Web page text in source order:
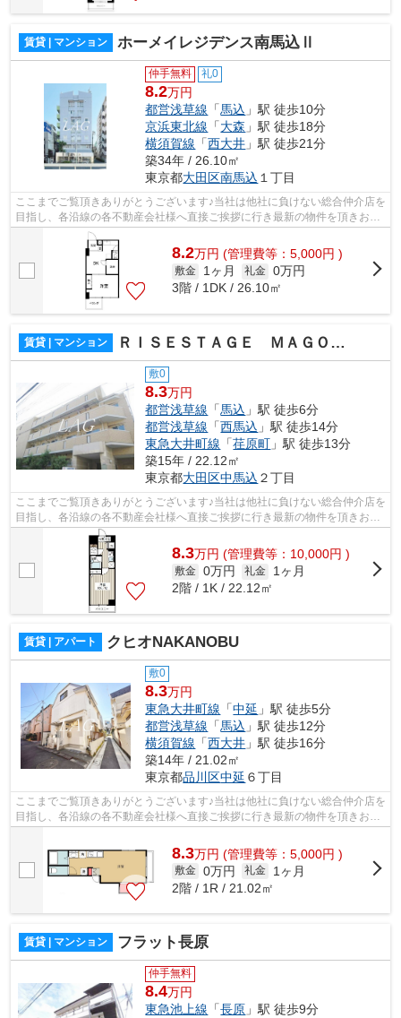
賃貸 | マンション ホーメイレジデンス南馬込Ⅱ
仲手無料 礼0
8.2万円
都営浅草線 「馬込 」駅 徒歩10分
京浜東北線 「大森 」駅 徒歩18分
横須賀線 「西大井 」駅 徒歩21分
築34年 / 26.10㎡
東京都大田区南馬込 １丁目
ここまでご覧頂きありがとうございます♪当社は他社に負けない総合仲介店を
目指し、各沿線の各不動産会社様へ直接ご挨拶に行き最新の物件を頂きお客
様へ提供しております！最新の情報は...
8.2万円 (管理費等：5,000円 )
敷金 1ヶ月 礼金 0万円
3階 / 1DK / 26.10㎡
賃貸 | マンション ＲＩＳＥＳＴＡＧＥ ＭＡＧＯＭＥ
敷0
8.3万円
都営浅草線 「馬込 」駅 徒歩6分
都営浅草線 「西馬込 」駅 徒歩14分
東急大井町線 「荏原町 」駅 徒歩13分
築15年 / 22.12㎡
東京都大田区中馬込 ２丁目
ここまでご覧頂きありがとうございます♪当社は他社に負けない総合仲介店を
目指し、各沿線の各不動産会社様へ直接ご挨拶に行き最新の物件を頂きお客
様へ提供しております！最新の情報は...
8.3万円 (管理費等：10,000円 )
敷金 0万円 礼金
1ヶ月
2階 / 1K / 22.12㎡
賃貸 | アパート クヒオNAKANOBU
敷0
8.3万円
東急大井町線 「中延 」駅 徒歩5分
都営浅草線 「馬込 」駅 徒歩12分
横須賀線 「西大井 」駅 徒歩16分
築14年 / 21.02㎡
東京都品川区中延 ６丁目
ここまでご覧頂きありがとうございます♪当社は他社に負けない総合仲介店を
目指し、各沿線の各不動産会社様へ直接ご挨拶に行き最新の物件を頂きお客
8.3万円 (管理費等：5,000円 )
敷金 0万円 礼金
1ヶ月
2階 / 1R / 21.02㎡
賃貸 | マンション フラット長原
仲手無料
8.4万円
東急池上線 「長原 」駅 徒歩9分